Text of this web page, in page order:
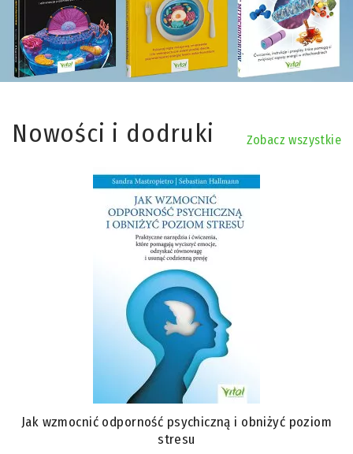
Nowości i dodruki Zobacz wszystkie
Jak wzmocnić odporność psychiczną i obniżyć poziom
stresu